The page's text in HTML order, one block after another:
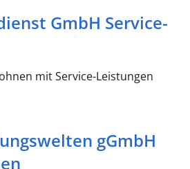
GmbH Service-
mit Service-Leistungen
gGmbH